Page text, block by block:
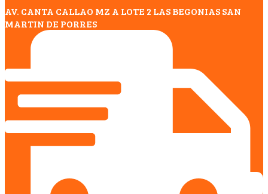
AV. CANTA CALLAO MZ A LOTE 2 LAS BEGONIAS SAN
MARTIN DE PORRES